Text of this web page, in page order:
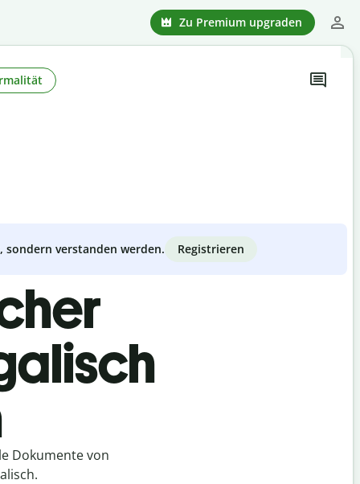
Zu Premium upgraden
verstanden werden. Registrieren
Dokumente von